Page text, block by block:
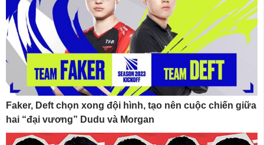
Faker, Deft chọn xong đội hình, tạo nên cuộc chiến giữa
hai “đại vương” Dudu và Morgan